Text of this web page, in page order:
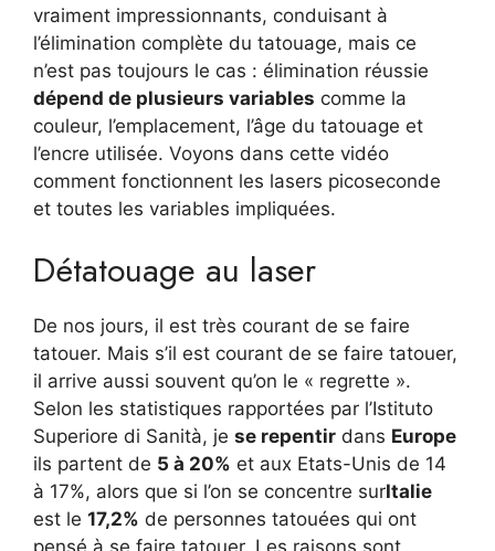
vraiment impressionnants, conduisant à
l’élimination complète du tatouage, mais ce
n’est pas toujours le cas : élimination réussie
dépend de plusieurs variables comme la
couleur, l’emplacement, l’âge du tatouage et
l’encre utilisée. Voyons dans cette vidéo
comment fonctionnent les lasers picoseconde
et toutes les variables impliquées.
Détatouage au laser
De nos jours, il est très courant de se faire
tatouer. Mais s’il est courant de se faire tatouer,
il arrive aussi souvent qu’on le « regrette ».
Selon les statistiques rapportées par l’Istituto
Superiore di Sanità, je se repentir dans Europe
ils partent de 5 à 20% et aux Etats-Unis de 14
à 17%, alors que si l’on se concentre surItalie
est le 17,2% de personnes tatouées qui ont